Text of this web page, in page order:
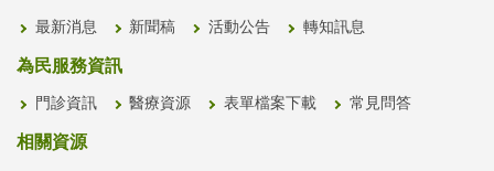
最新消息 新聞稿 活動公告 轉知訊息
為民服務資訊
門診資訊 醫療資源 表單檔案下載 常見問答
相關資源